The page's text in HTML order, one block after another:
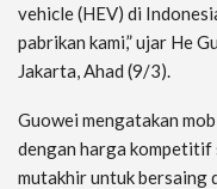
vehicle (HEV) di
pabrikan kami,” ujar He
Jakarta, Ahad (9/3).
Guowei mengatakan
dengan harga
mutakhir untuk bersaing